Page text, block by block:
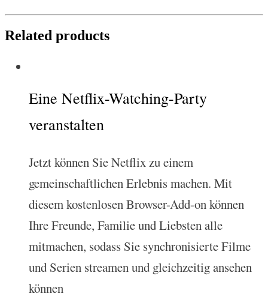
Related products
Eine Netflix-Watching-Party
veranstalten
Jetzt können Sie Netflix zu einem
gemeinschaftlichen Erlebnis machen. Mit
diesem kostenlosen Browser-Add-on können
Ihre Freunde, Familie und Liebsten alle
mitmachen, sodass Sie synchronisierte Filme
und Serien streamen und gleichzeitig ansehen
können